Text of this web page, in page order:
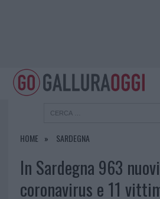
HOME SARDEGNA
In Sardegna 963
coronavirus e 11